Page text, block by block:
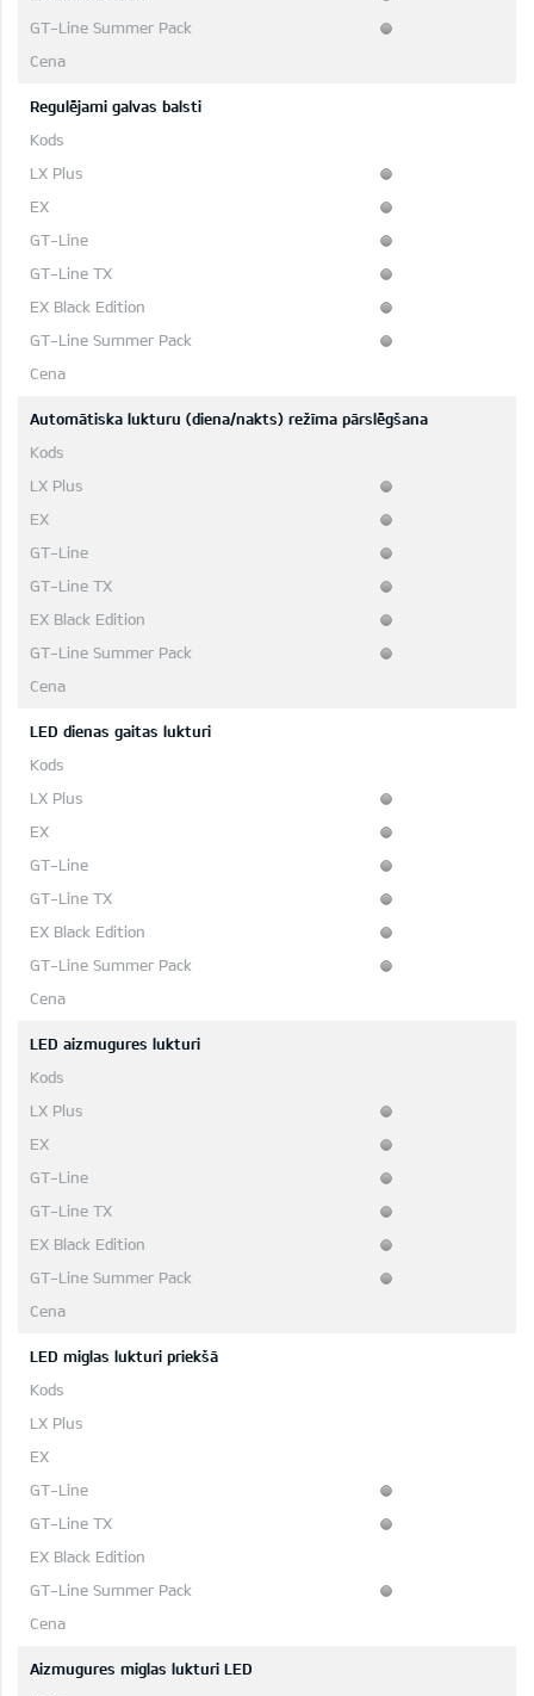
Regulējami galvas balsti
Automātiska lukturu (diena/nakts) režīma pārslēgšana
LED dienas gaitas lukturi
LED aizmugures lukturi
LED miglas lukturi priekšā
Aizmugures miglas lukturi LED